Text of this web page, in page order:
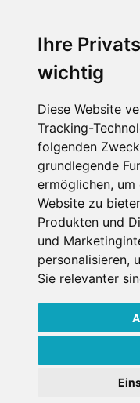
Ihre
wichtig
Diese Website
Tracking-
folgenden
grundlegende
ermöglichen, um
Website zu
Produkten und
und
personalisieren,
Sie relevanter
Portale
FAQ
Copyright ©
Goldener Herbst in
& die Natur